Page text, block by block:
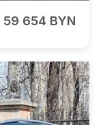
59 654 BYN